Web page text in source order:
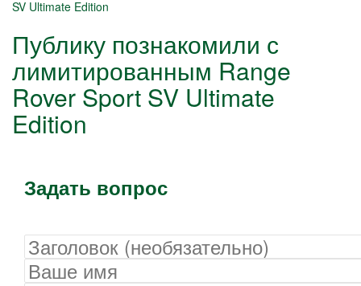
Публику познакомили с
лимитированным Range
Rover Sport SV Ultimate
Edition
Задать вопрос